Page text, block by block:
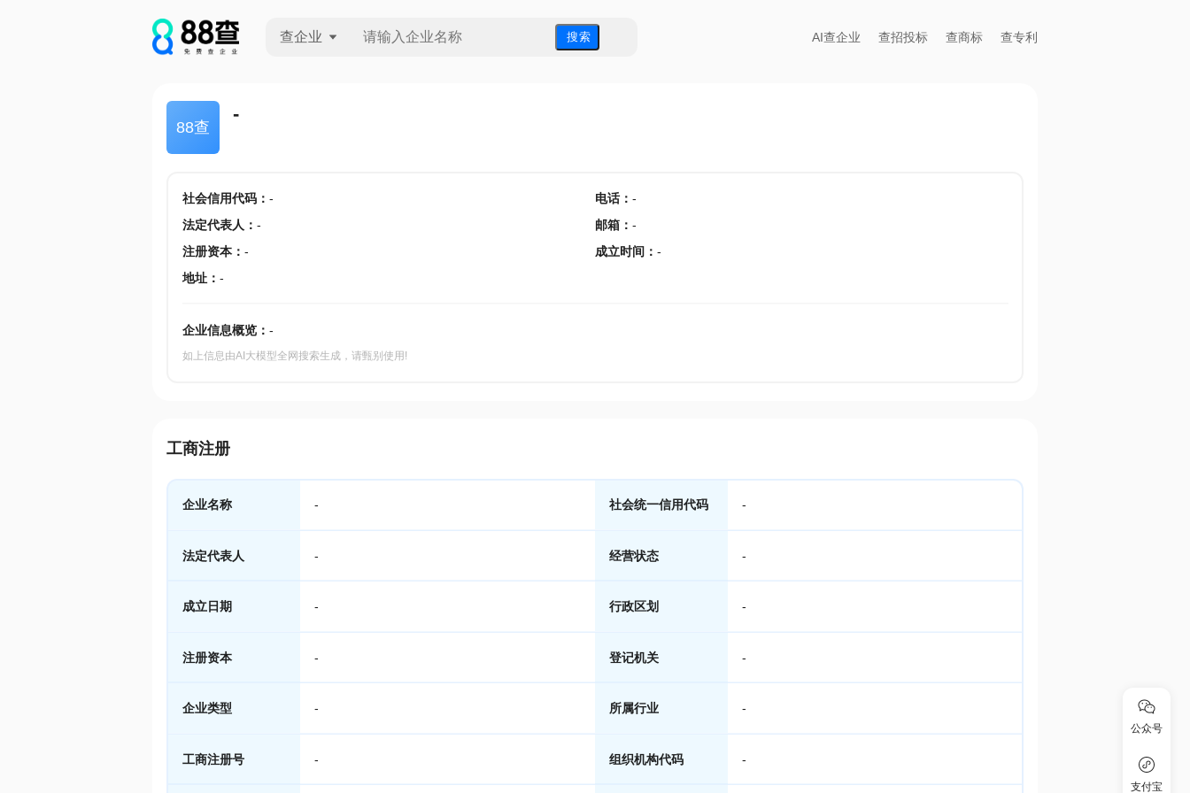
查企业 搜 索 AI查企业 查招投标 查商标 查专利
88查
-
社会信用代码： - 电话： -
法定代表人 ： - 邮箱 ： -
注册资本： - 成立时间 ： -
地址： -
企业信息概览： -
如上信息由AI大模型全网搜索生成，请甄别使用!
工商注册
企业名称 - 社会统一信用代码 -
法定代表人 - 经营状态 -
成立日期 - 行政区划 -
注册资本 - 登记机关 -
企业类型 - 所属行业 -
工商注册号 - 组织机构代码 -
公众号
支付宝